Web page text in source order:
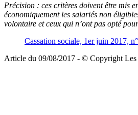
Précision : ces critères doivent être mis
économiquement les salariés non
volontaire et ceux qui n’ont pas opté
Cassation sociale, 1er juin 2017,
Article du 09/08/2017 - © Copyright